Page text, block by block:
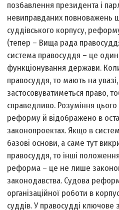
позбавлення президента і
невиправданих пов­новажень
суддівського корпусу,
(тепер – Вища рада
система правосуддя – це один
функціонування держави.
правосуддя, то мають на
застосовуватиметься право,
справедливо. Розуміння
реформу й відображено в
законопроектах. Якщо в
базові основи, а саме тут
правосуддя, то інші
реформа – це не лише
законодавства. Судова
організаційної роботи в
суддів. У правосудді